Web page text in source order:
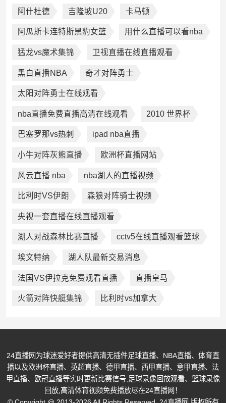
阿什杜德 吉隆坡U20 卡马顿
阿瓜斯卡连特斯黑豹女篮 用什么直播可以看nba
猛龙vs魔术集锦 卫视直播在线直播观看
黑白直播NBA 奇才对阵勇士
太阳对阵勇士在线观看
nba直播免费直播高清在线观看 2010 世界杯
巴塞罗那vs热刺 ipad nba直播
小牛对阵灰熊直播 欧洲杯直播网站
风云直播 nba nba湖人的直播视频
比利时VS伊朗 森狼对阵骑士视频
央视一套直播在线直播观看
湖人对战森林比赛直播 cctv5在线直播观看篮球
埃文特纳 湖人队最新交易消息
法国VS伊拉克免费观看直播 直播皇马
火箭对阵快艇集锦 比利时vs加拿大
24直播网为球迷爱好者提供高清无插件足球直播、NBA直播、体育直
播以及欧洲杯直播、英超直播、德甲直播、西甲直播、意甲直播、法
甲直播、欧冠直播等实时更新比赛信号,足球录像回放观看、篮球录像
回放,高清体育视频免费播放尽在24直播网！